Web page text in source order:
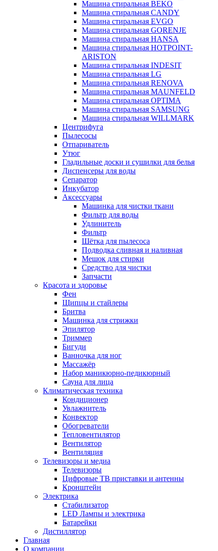
Машина стиральная BEKO
Машина стиральная CANDY
Машина стиральная EVGO
Машина стиральная GORENJE
Машина стиральная HANSA
Машина стиральная HOTPOINT-
ARISTON
Машина стиральная INDESIT
Машина стиральная LG
Машина стиральная RENOVA
Машина стиральная MAUNFELD
Машина стиральная OPTIMA
Машина стиральная SAMSUNG
Машина стиральная WILLMARK
Центрифуга
Пылесосы
Отпариватель
Утюг
Гладильные доски и сушилки для белья
Диспенсеры для воды
Сепаратор
Инкубатор
Аксессуары
Машинка для чистки ткани
Фильтр для воды
Удлинитель
Фильтр
Шётка для пылесоса
Подводка сливная и наливная
Мешок для стирки
Средство для чистки
Запчасти
Красота и здоровье
Фен
Щипцы и стайлеры
Бритва
Машинка для стрижки
Эпилятор
Триммер
Бигуди
Ванночка для ног
Массажёр
Набор маникюрно-педикюрный
Сауна для лица
Климатическая техника
Кондиционер
Увлажнитель
Конвектор
Обогреватели
Тепловентилятор
Вентилятор
Вентиляция
Телевизоры и медиа
Телевизоры
Цифровые ТВ приставки и антенны
Кронштейн
Электрика
Стабилизатор
LED Лампы и электрика
Батарейки
Дистиллятор
Главная
О компании